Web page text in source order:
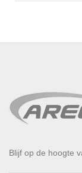
Blijf op de hoogte